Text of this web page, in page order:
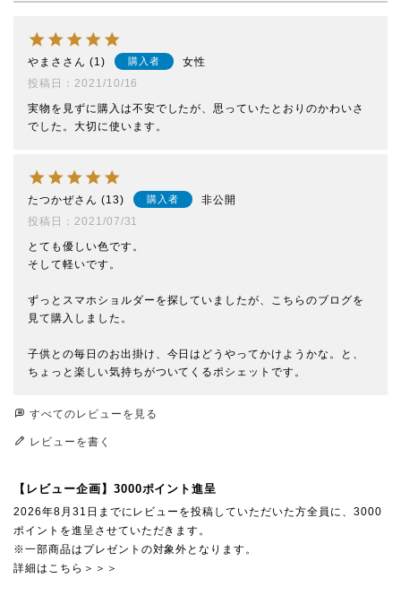
やまさ 1 購入者
女性
投稿日
2021/10/16
実物を見ずに購入は不安でしたが、思っていたとおりのかわいさ
でした。大切に使います。
たつかぜ 13 購入者
非公開
投稿日
2021/07/31
とても優しい色です。
そして軽いです。
ずっとスマホショルダーを探していましたが、こちらのブログを
見て購入しました。
子供との毎日のお出掛け、今日はどうやってかけようかな。と、
ちょっと楽しい気持ちがついてくるポシェットです。
すべてのレビューを見る
レビューを書く
【レビュー企画】3000ポイント進呈
2026年8月31日までにレビューを投稿していただいた方全員に、3000
ポイントを進呈させていただきます。
※一部商品はプレゼントの対象外となります。
詳細はこちら＞＞＞